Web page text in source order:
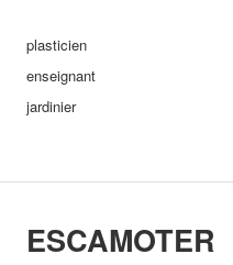
plasticien
enseignant
jardinier
ESCAMOTER